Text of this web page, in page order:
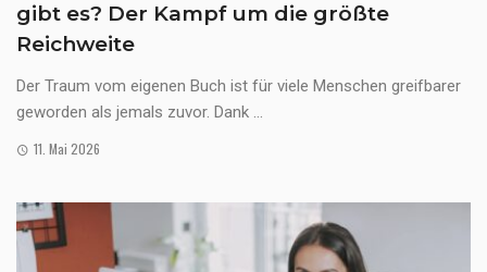
gibt es? Der Kampf um die größte
Reichweite
Der Traum vom eigenen Buch ist für viele Menschen greifbarer
geworden als jemals zuvor. Dank ...
11. Mai 2026